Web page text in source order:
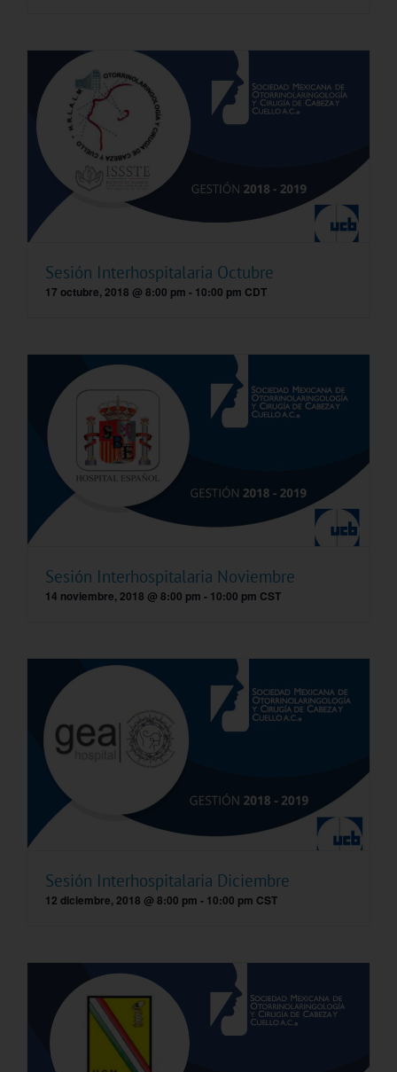
Sesión Interhospitalaria Octubre
17 octubre, 2018 @ 8:00 pm - 10:00 pm CDT
Sesión Interhospitalaria Noviembre
14 noviembre, 2018 @ 8:00 pm - 10:00 pm CST
Sesión Interhospitalaria Diciembre
12 diciembre, 2018 @ 8:00 pm - 10:00 pm CST